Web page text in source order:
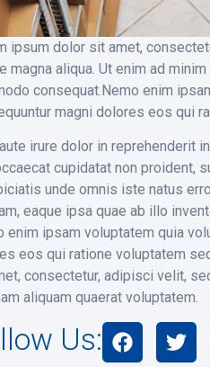
ipsum dolor sit amet,
magna aliqua. Ut enim ad
consequat.Nemo enim
magni dolores eos qui
irure dolor in reprehenderit
cupidatat non proident,
unde omnis iste natus
eaque ipsa quae ab illo
enim ipsam voluptatem quia
eos qui ratione voluptatem
consectetur, adipisci velit,
aliquam quaerat voluptatem.
Us: